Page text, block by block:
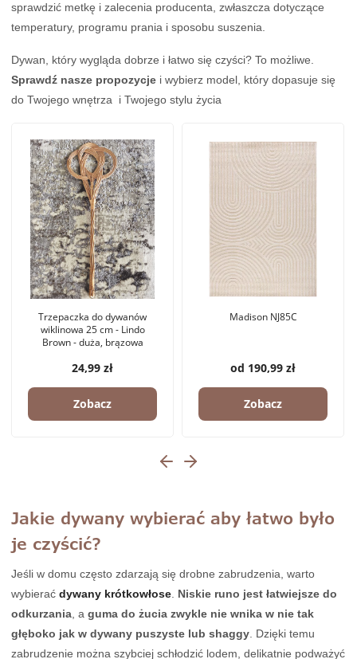
sprawdzić metkę i zalecenia producenta, zwłaszcza dotyczące
temperatury, programu prania i sposobu suszenia.
Dywan, który wygląda dobrze i łatwo się czyści? To możliwe.
Sprawdź nasze propozycje i wybierz model, który dopasuje się
do Twojego wnętrza i Twojego stylu życia
Trzepaczka do dywanów
wiklinowa 25 cm - Lindo
Brown - duża, brązowa
24,99 zł
Zobacz
Madison NJ85C
od 190,99 zł
Zobacz
Jakie dywany wybierać aby łatwo było
je czyścić?
Jeśli w domu często zdarzają się drobne zabrudzenia, warto
wybierać dywany krótkowłose Niskie runo jest łatwiejsze do
odkurzania , a guma do żucia zwykle nie wnika w nie tak
głęboko jak w dywany puszyste lub shaggy . Dzięki temu
zabrudzenie można szybciej schłodzić lodem, delikatnie podważyć